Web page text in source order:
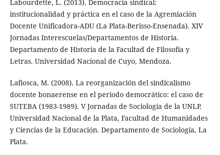
Labourdette, L. (2013). Democracia sindical:
institucionalidad y práctica en el caso de la Agremiación
Docente Unificadora-ADU (La Plata-Berisso-Ensenada). XIV
Jornadas Interescuelas/Departamentos de Historia.
Departamento de Historia de la Facultad de Filosofía y
Letras. Universidad Nacional de Cuyo, Mendoza.
Lafiosca, M. (2008). La reorganización del sindicalismo
docente bonaerense en el periodo democrático: el caso de
SUTEBA (1983-1989). V Jornadas de Sociología de la UNLP.
Universidad Nacional de la Plata, Facultad de Humanidades
y Ciencias de la Educación. Departamento de Sociología, La
Plata.